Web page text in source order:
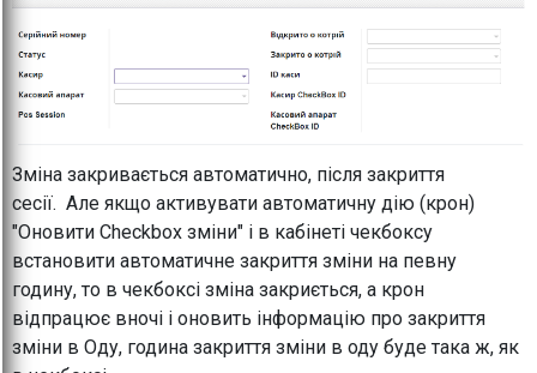
Зміна закривається автоматично, після закриття
сесії. Але якщо активувати автоматичну дію (крон)
"Оновити Checkbox зміни" і в кабінеті чекбоксу
встановити автоматичне закриття зміни на певну
годину, то в чекбоксі зміна закриється, а крон
відпрацює вночі і оновить інформацію про закриття
зміни в Оду, година закриття зміни в оду буде така ж, як